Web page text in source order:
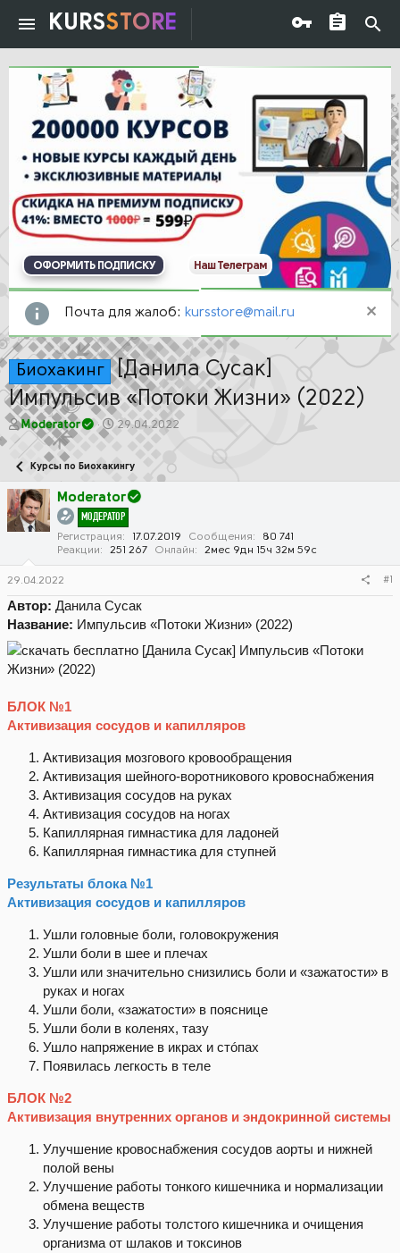
KURSSTORE
ОФОРМИТЬ ПОДПИСКУ Наш Телеграм
Почта для жалоб: kursstore@mail.ru
Биохакинг [Данила Сусак]
Импульсив «Потоки Жизни» (2022)
А
т
о
р
т
е
Moderator
Д
а
а
ч
а
л
а
29.04.2022
Курсы по Биохакингу
Moderator
МОДЕРАТОР
Регистрация 17.07.2019 Сообщения
80 741
Реакции
251 267 Онлайн 2мес 9дн 15ч 32м 59с
29.04.2022 #1
Автор: Данила Сусак
Название: Импульсив «Потоки Жизни» (2022)
БЛОК №1
Активизация сосудов и капилляров
Активизация мозгового кровообращения
Активизация шейного-воротникового кровоснабжения
Активизация сосудов на руках
Активизация сосудов на ногах
Капиллярная гимнастика для ладоней
Капиллярная гимнастика для ступней
Результаты блока №1
Активизация сосудов и капилляров
Ушли головные боли, головокружения
Ушли боли в шее и плечах
Ушли или значительно снизились боли и «зажатости» в
руках и ногах
Ушли боли, «зажатости» в пояснице
Ушли боли в коленях, тазу
Ушло напряжение в икрах и стóпах
Появилась легкость в теле
БЛОК №2
Активизация внутренних органов и эндокринной системы
Улучшение кровоснабжения сосудов аорты и нижней
полой вены
Улучшение работы тонкого кишечника и нормализации
обмена веществ
Улучшение работы толстого кишечника и очищения
организма от шлаков и токсинов